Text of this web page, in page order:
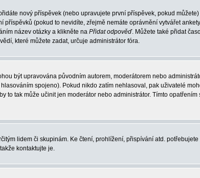
nový příspěvek (nebo upravujete první příspěvek, pokud
příspěvků (pokud to nevidíte, zřejmě nemáte oprávnění vytvářet
název otázky a klikněte na Přidat odpověď. Můžete také přidat
které můžete zadat, určuje administrátor fóra.
být upravována původním autorem, moderátorem nebo
spojeno). Pokud nikdo zatím nehlasoval, pak uživatelé
to tak může učinit jen moderátor nebo administrátor. Tímto
lidem či skupinám. Ke čtení, prohlížení, přispívání atd.
kontaktujte je.